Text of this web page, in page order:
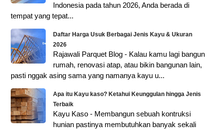
Indonesia pada tahun 2026, Anda berada di
tempat yang tepat...
Daftar Harga Usuk Berbagai Jenis Kayu & Ukuran
2026
Rajawali Parquet Blog - Kalau kamu lagi bangun
rumah, renovasi atap, atau bikin bangunan lain,
pasti nggak asing sama yang namanya kayu u...
Apa itu Kayu kaso? Ketahui Keunggulan hingga Jenis
Terbaik
Kayu Kaso - Membangun sebuah kontruksi
hunian pastinya membutuhkan banyak sekali